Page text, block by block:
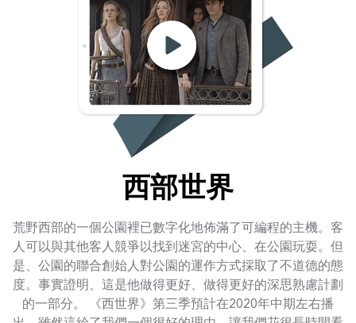
西部世界
荒野西部的一個公園裡已數字化地佈滿了可編程的主機。客
人可以與其他客人競爭以找到迷宮的中心、在公園玩耍。但
是、公園的聯合創始人對公園的運作方式採取了不道德的態
度。事實證明、這是他做得更好、做得更好的深思熟慮計劃
的一部分。 《西世界》第三季預計在2020年中期左右播